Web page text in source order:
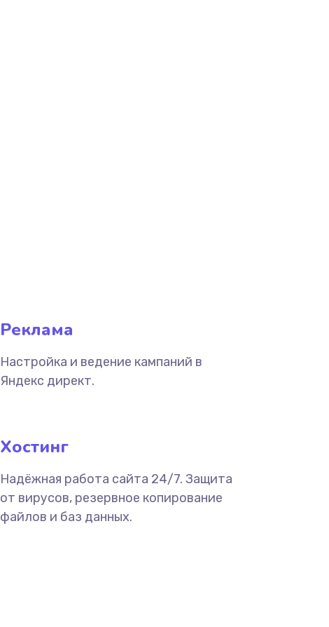
Реклама
Настройка и ведение кампаний в
Яндекс директ.
Хостинг
Надёжная работа сайта 24/7. Защита
от вирусов, резервное копирование
файлов и баз данных.